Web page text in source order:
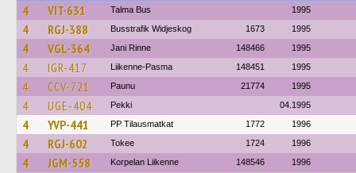
4 VIT-631 Talma Bus 1995
4 RGJ-388 Busstrafik Widjeskog 1673 1995
4 VGL-364 Jani Rinne 148466 1995
4 IGR-417 Liikenne-Pasma 148451 1995
4 CCV-721 Paunu 21774 1995
4 UGE-404 Pekki 04.1995
4 YVP-441 PP Tilausmatkat 1772 1996
4 RGJ-602 Tokee 1724 1996
4 JGM-558 Korpelan Liikenne 148546 1996